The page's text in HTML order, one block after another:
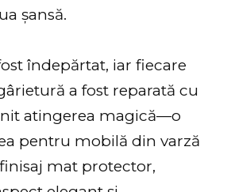
șansă.
îndepărtat, iar fiecare
a fost reparată cu
atingerea magică—o
pentru mobilă din varză
mat protector,